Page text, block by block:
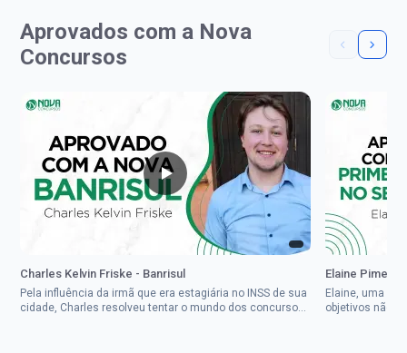
Aprovados com a Nova
Concursos
Charles Kelvin Friske - Banrisul
Pela influência da irmã que era estagiária no INSS de sua
cidade, Charles resolveu tentar o mundo dos concursos
Elaine
Elaine, uma
objetivos não